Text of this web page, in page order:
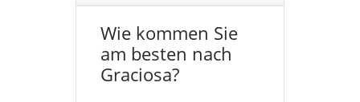
Wie kommen Sie
am besten nach
Graciosa?